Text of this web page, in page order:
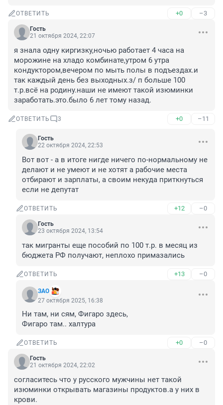
ОТВЕТИТЬ +0 –3
Гость
21 октября 2024, 22:07
я знала одну киргизку,ночью работает 4 часа на
морожине на хладо комбинате,утром 6 утра
кондуктором,вечером по мыть полы в подъездах.и
так каждый день без выходных.з/ п больше 100
т.р.всё на родину.наши не имеют такой изюминки
заработать.это.было 6 лет тому назад.
ОТВЕТИТЬ 3 +0 –11
Гость
22 октября 2024, 22:53
Вот вот - а в итоге нигде ничего по-нормальному не
делают и не умеют и не хотят а рабочие места
отбирают и зарплаты, а своим некуда приткнуться
если не депутат
ОТВЕТИТЬ +12 –0
Гость
23 октября 2024, 13:54
так мигранты еще пособий по 100 т.р. в месяц из
бюджета РФ получают, неплохо примазались
ОТВЕТИТЬ +13 –0
ЗАО
27 октября 2025, 16:38
Ни там, ни сям, Фигаро здесь,
Фигаро там.. халтура
ОТВЕТИТЬ +0 –0
Гость
21 октября 2024, 22:02
согласитесь что у русского мужчины нет такой
изюминки открывать магазины продуктов.а у них в
крови.